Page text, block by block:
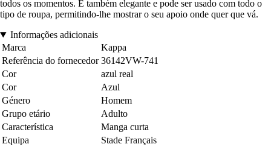
todos os momentos. É também elegante e pode ser usado com todo o
tipo de roupa, permitindo-lhe mostrar o seu apoio onde quer que vá.
Informações adicionais
Marca
Kappa
Referência do fornecedor 36142VW-741
Cor
azul real
Cor
Azul
Género
Homem
Grupo etário
Adulto
Característica
Manga curta
Equipa
Stade Français